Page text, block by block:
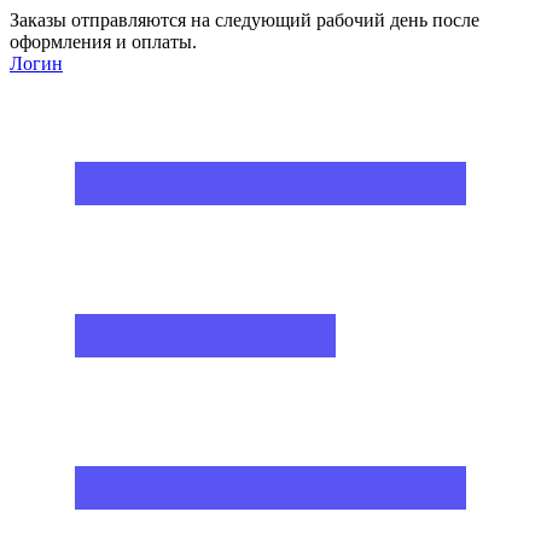
Заказы отправляются на следующий рабочий день после
оформления и оплаты.
Логин